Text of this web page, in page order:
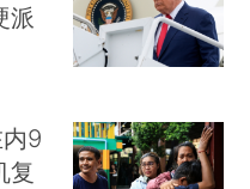
派
9
复